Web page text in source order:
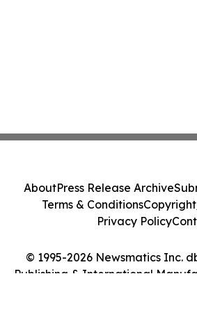
© 1995-2026 Newsmatics Inc.
Publishing & International
AboutPress Release Archive
Terms & Conditions
Privacy Policy